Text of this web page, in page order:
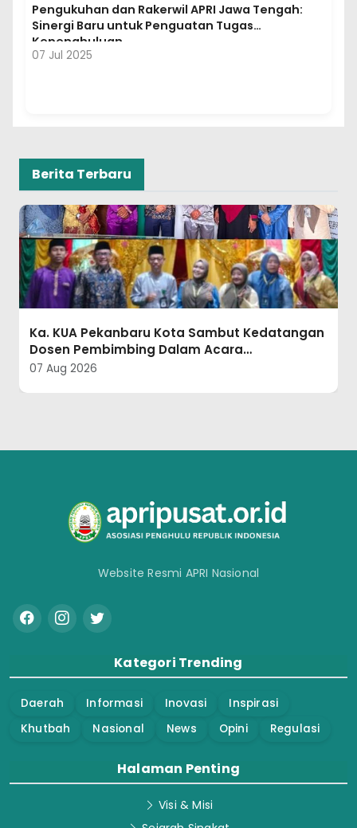
Pengukuhan dan Rakerwil APRI Jawa Tengah:
Sinergi Baru untuk Penguatan Tugas
Kepenghuluan
07 Jul 2025
Berita Terbaru
Ka. KUA Pekanbaru Kota Sambut Kedatangan
Dosen Pembimbing Dalam Acara
Penjemputan Mahasiswa PKL
07 Aug 2026
Website Resmi APRI Nasional
Kategori Trending
Daerah Informasi Inovasi
Inspirasi
Khutbah
Nasional News Opini Regulasi
Halaman Penting
Visi & Misi